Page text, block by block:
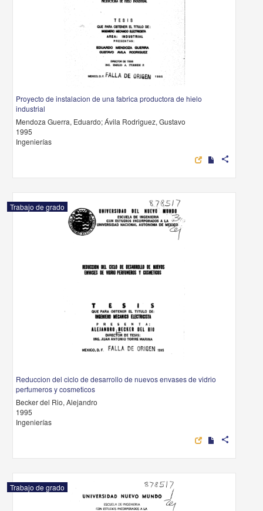
Proyecto de instalacion de una fabrica productora de hielo
industrial
Mendoza Guerra, Eduardo; Ávila Rodriguez, Gustavo
1995
Ingenierías
share
Trabajo de grado
Reduccion del ciclo de desarrollo de nuevos envases de vidrio
perfumeros y cosmeticos
Becker del Rio, Alejandro
1995
Ingenierías
share
Trabajo de grado